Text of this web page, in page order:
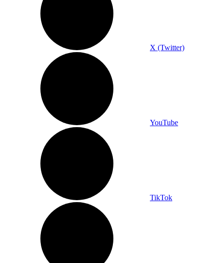
X (Twitter)
YouTube
TikTok